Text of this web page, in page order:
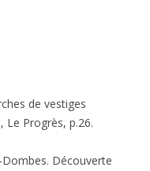
de vestiges
Progrès, p.26.
Découverte